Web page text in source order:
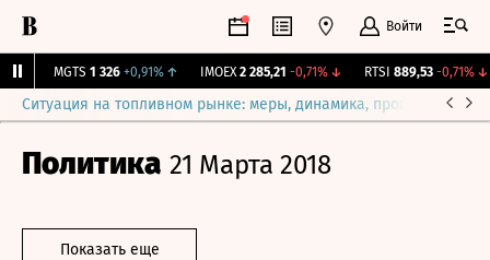
Войти
MGTS 1 326 +0,91% ↑ IMOEX 2 285,21 -0,71% ↓ RTSI 889,53 -0,71% ↓
Ситуация на топливном рынке: меры, динамика, прогнозы
Политика 21 Марта 2018
Показать еще